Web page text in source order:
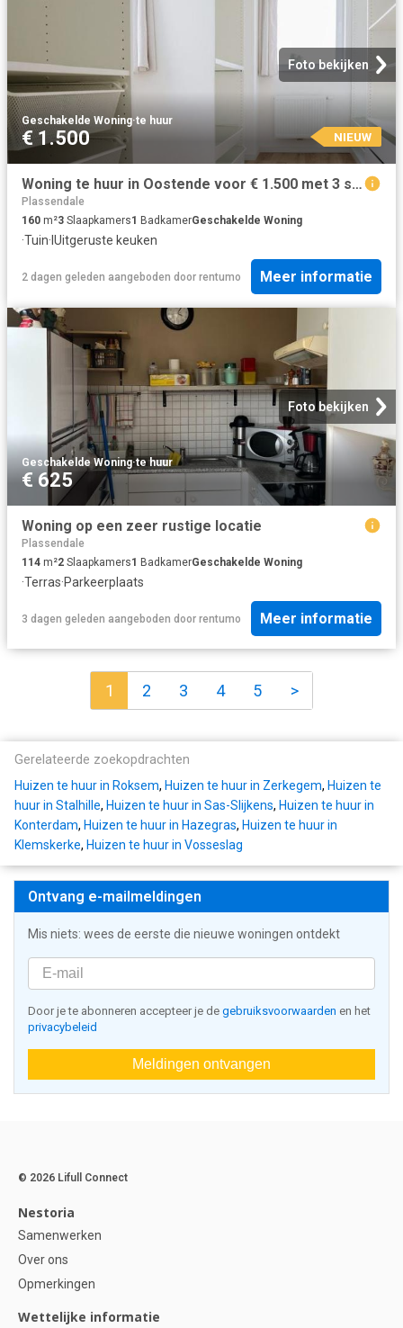
Foto bekijken
Geschakelde Woning·te huur
€ 1.500 NIEUW
Woning te huur in Oostende voor € 1.500 met 3 slaapkamers
Plassendale
160 m²3 Slaapkamers1 BadkamerGeschakelde Woning
·Tuin· IUitgeruste keuken
2 dagen geleden aangeboden door rentumo Meer informatie
Foto bekijken
Geschakelde Woning·te huur
€ 625
Woning op een zeer rustige locatie
Plassendale
114 m²2 Slaapkamers1 BadkamerGeschakelde Woning
·Terras·Parkeerplaats
3 dagen geleden aangeboden door rentumo Meer informatie
1 2 3 4 5 >
Gerelateerde zoekopdrachten
Huizen te huur in Roksem, Huizen te huur in Zerkegem, Huizen te
huur in Stalhille, Huizen te huur in Sas-Slijkens, Huizen te huur in
Konterdam, Huizen te huur in Hazegras, Huizen te huur in
Klemskerke, Huizen te huur in Vosseslag
Ontvang e-mailmeldingen
Mis niets: wees de eerste die nieuwe woningen ontdekt
Door je te abonneren accepteer je de gebruiksvoorwaarden en het
privacybeleid
Meldingen ontvangen
© 2026 Lifull Connect
Nestoria
Samenwerken
Over ons
Opmerkingen
Wettelijke informatie